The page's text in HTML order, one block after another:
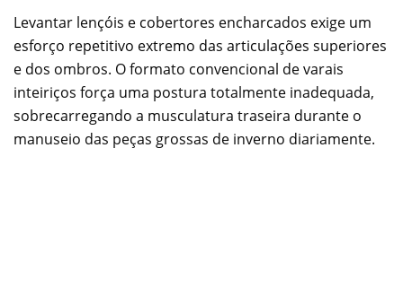
Levantar lençóis e cobertores encharcados exige um
esforço repetitivo extremo das articulações superiores
e dos ombros. O formato convencional de varais
inteiriços força uma postura totalmente inadequada,
sobrecarregando a musculatura traseira durante o
manuseio das peças grossas de inverno diariamente.